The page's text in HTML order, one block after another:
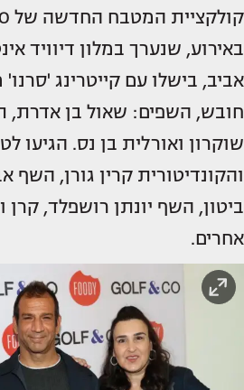
באירוע, שנערך במלון דיוויד
אביב, בישלו עם קייטרינג
חובש, השפים: שאול בן אדרת,
שוקרון ואורלית בן נס. הגיעו
והקונדיטורית קרין גורן,
ביטון, השף יונתן רושפלד, קרן
אחרים.